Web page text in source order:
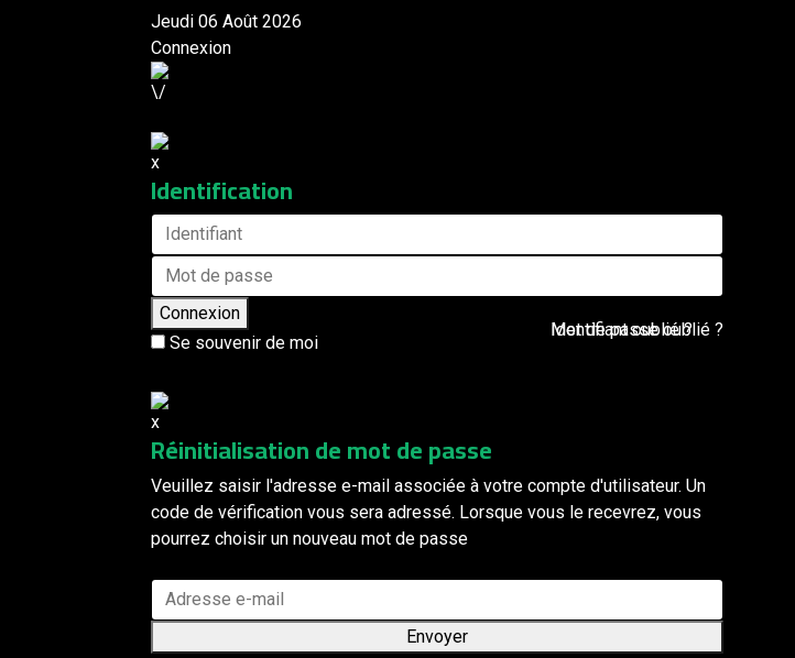
Jeudi 06 Août 2026
Connexion
Identification
Connexion
Se souvenir de moi
Mot de passe oublié ?
Identifiant oublié ?
Réinitialisation de mot de passe
Veuillez saisir l'adresse e-mail associée à votre compte d'utilisateur. Un
code de vérification vous sera adressé. Lorsque vous le recevrez, vous
pourrez choisir un nouveau mot de passe
Envoyer